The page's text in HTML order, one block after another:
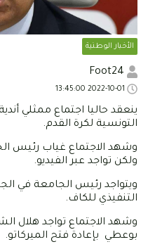
الأخبار الوطنية
ينعقد حاليا اجتماع ممثلي
التونسية لكرة القدم.
وشهد الاجتماع غياب رئيس
ولكن تواجد عبر الفيديو.
ويتواجد رئيس الجامعة في
التنفيذي للكاف.
وشهد الاجتماع تواجد هلال
بوعطي بإعادة فتح الميركاتو.